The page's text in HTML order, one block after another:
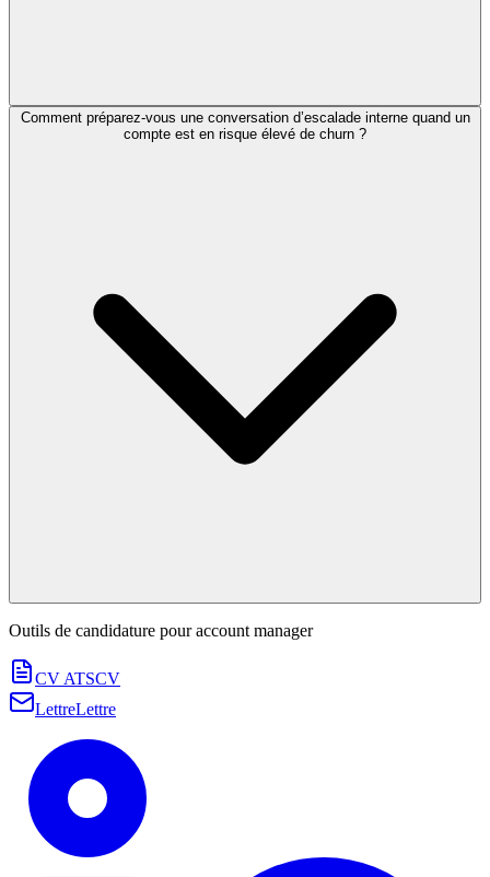
Comment préparez-vous une conversation d’escalade interne quand un
compte est en risque élevé de churn ?
Outils de candidature pouraccount manager
CV ATSCV
LettreLettre